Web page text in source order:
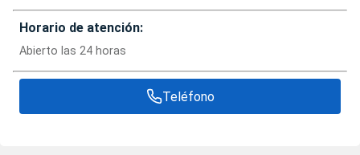
Horario de atención:
Abierto las 24 horas
Teléfono